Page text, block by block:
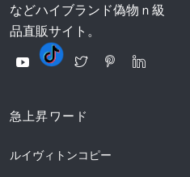
などハイブランド偽物ｎ級
品直販サイト。
急上昇ワード
ルイヴィトンコピー